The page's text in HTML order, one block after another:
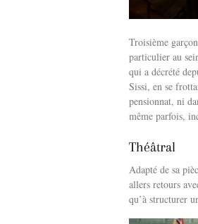
Troisième
particulier au
qui a décrété
Sissi, en se
pensionnat, ni
même parfois,
Théâtral
Adapté de sa
allers retours
qu’à structurer